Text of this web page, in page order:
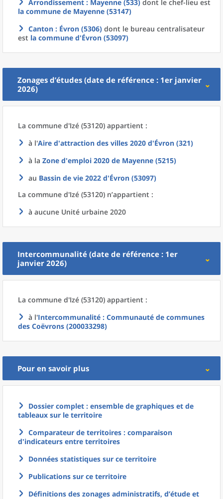
Arrondissement : Mayenne (533) dont le chef-lieu est
la commune de Mayenne (53147)
Canton : Évron (5306) dont le bureau centralisateur
est la commune d'Évron (53097)
Zonages d’études (date de référence : 1er janvier
2026)
La commune d'Izé (53120) appartient :
à l'Aire d'attraction des villes 2020 d'Évron (321)
à la Zone d'emploi 2020 de Mayenne (5215)
au Bassin de vie 2022 d'Évron (53097)
La commune d'Izé (53120) n’appartient :
à aucune Unité urbaine 2020
Intercommunalité (date de référence : 1er
janvier 2026)
La commune d'Izé (53120) appartient :
à l'Intercommunalité : Communauté de communes
des Coëvrons (200033298)
Pour en savoir plus
Dossier complet : ensemble de graphiques et de
tableaux sur le territoire
Comparateur de territoires : comparaison
d'indicateurs entre territoires
Données statistiques sur ce territoire
Publications sur ce territoire
Définitions des zonages administratifs, d’étude et